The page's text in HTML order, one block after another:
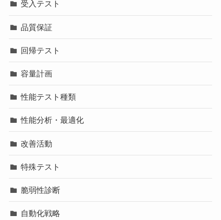
受入テスト
品質保証
回帰テスト
容量計画
性能テスト種類
性能分析・最適化
改善活動
特殊テスト
脆弱性診断
自動化戦略